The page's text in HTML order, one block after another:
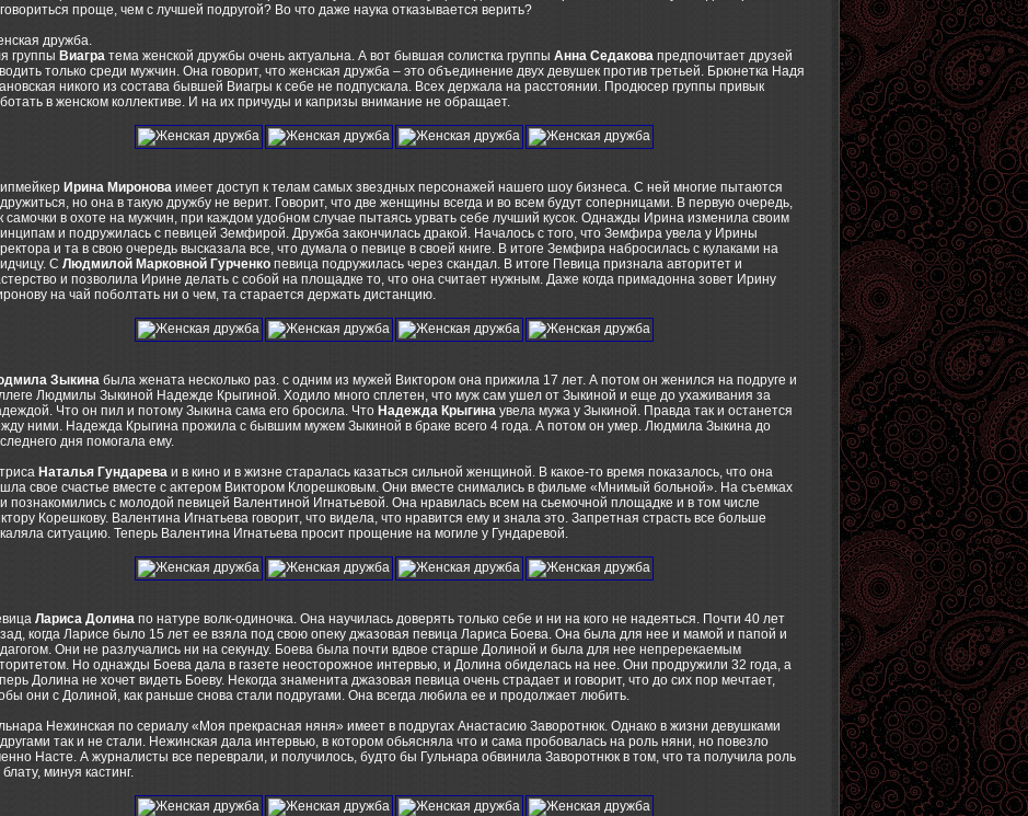
проще, чем с лучшей подругой? Во что даже наука отказывается верить?
дружба.
группы Виагра тема женской дружбы очень актуальна. А вот бывшая солистка группы Анна Седакова предпочитает друзей
только среди мужчин. Она говорит, что женская дружба – это объединение двух девушек против третьей. Брюнетка Надя
никого из состава бывшей Виагры к себе не подпускала. Всех держала на расстоянии. Продюсер группы привык
в женском коллективе. И на их причуды и капризы внимание не обращает.
Ирина Миронова имеет доступ к телам самых звездных персонажей нашего шоу бизнеса. С ней многие пытаются
но она в такую дружбу не верит. Говорит, что две женщины всегда и во всем будут соперницами. В первую очередь,
самочки в охоте на мужчин, при каждом удобном случае пытаясь урвать себе лучший кусок. Однажды Ирина изменила своим
и подружилась с певицей Земфирой. Дружба закончилась дракой. Началось с того, что Земфира увела у Ирины
и та в свою очередь высказала все, что думала о певице в своей книге. В итоге Земфира набросилась с кулаками на
С Людмилой Марковной Гурченко певица подружилась через скандал. В итоге Певица признала авторитет и
и позволила Ирине делать с собой на площадке то, что она считает нужным. Даже когда примадонна зовет Ирину
на чай поболтать ни о чем, та старается держать дистанцию.
Зыкина была жената несколько раз. с одним из мужей Виктором она прижила 17 лет. А потом он женился на подруге и
Людмилы Зыкиной Надежде Крыгиной. Ходило много сплетен, что муж сам ушел от Зыкиной и еще до ухаживания за
Что он пил и потому Зыкина сама его бросила. Что Надежда Крыгина увела мужа у Зыкиной. Правда так и останется
ними. Надежда Крыгина прожила с бывшим мужем Зыкиной в браке всего 4 года. А потом он умер. Людмила Зыкина до
дня помогала ему.
Наталья Гундарева и в кино и в жизне старалась казаться сильной женщиной. В какое-то время показалось, что она
свое счастье вместе с актером Виктором Клорешковым. Они вместе снимались в фильме «Мнимый больной». На съемках
познакомились с молодой певицей Валентиной Игнатьевой. Она нравилась всем на сьемочной площадке и в том числе
Корешкову. Валентина Игнатьева говорит, что видела, что нравится ему и знала это. Запретная страсть все больше
ситуацию. Теперь Валентина Игнатьева просит прощение на могиле у Гундаревой.
Лариса Долина по натуре волк-одиночка. Она научилась доверять только себе и ни на кого не надеяться. Почти 40 лет
когда Ларисе было 15 лет ее взяла под свою опеку джазовая певица Лариса Боева. Она была для нее и мамой и папой и
Они не разлучались ни на секунду. Боева была почти вдвое старше Долиной и была для нее непререкаемым
Но однажды Боева дала в газете неосторожное интервью, и Долина обиделась на нее. Они продружили 32 года, а
Долина не хочет видеть Боеву. Некогда знаменита джазовая певица очень страдает и говорит, что до сих пор мечтает,
они с Долиной, как раньше снова стали подругами. Она всегда любила ее и продолжает любить.
Нежинская по сериалу «Моя прекрасная няня» имеет в подругах Анастасию Заворотнюк. Однако в жизни девушками
так и не стали. Нежинская дала интервью, в котором обьясняла что и сама пробовалась на роль няни, но повезло
Насте. А журналисты все переврали, и получилось, будто бы Гульнара обвинила Заворотнюк в том, что та получила роль
минуя кастинг.